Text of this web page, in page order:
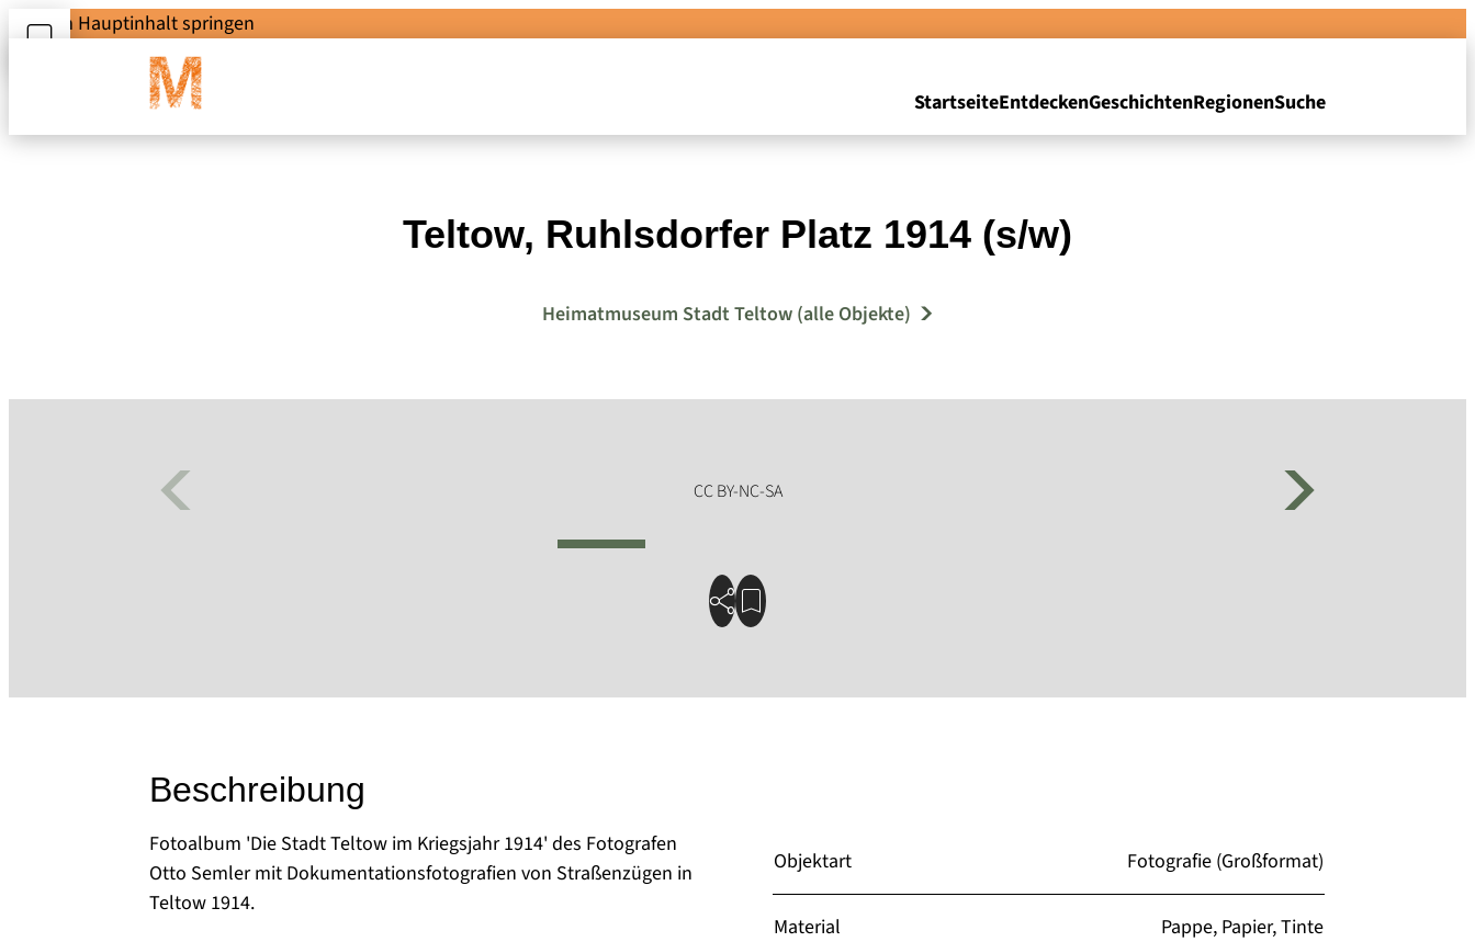
Zum Hauptinhalt springen
StartseiteEntdeckenGeschichtenRegionenSuche
Teltow, Ruhlsdorfer Platz 1914 (s/w)
Heimatmuseum Stadt Teltow (alle Objekte)
Beschreibung
Fotoalbum 'Die Stadt Teltow im Kriegsjahr 1914' des Fotografen
Otto Semler mit Dokumentationsfotografien von Straßenzügen in
Teltow 1914.
Objektart Fotografie (Großformat)
Material Pappe, Papier, Tinte